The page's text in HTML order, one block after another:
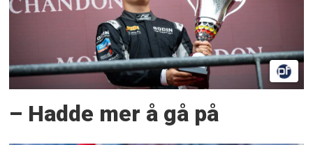
– Hadde mer å gå på